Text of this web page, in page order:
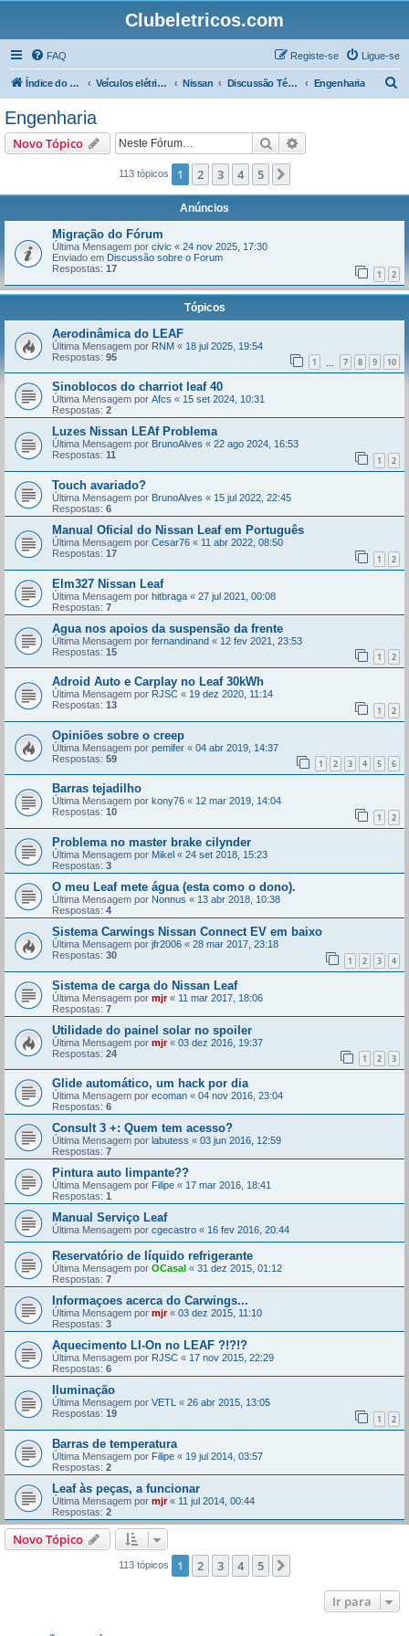
Clubeletricos.com
FAQ Ligue-se
Registe-se
Índice do Fórum Veículos elétricos e híbridos plug-in Nissan Discussão Técnica sobre o Nissan LEAF Engenharia
Engenharia
Novo Tópico Pesquisar
113 tópicos 1 2 3 4 5
Anúncios
Migração do Fórum
Última Mensagem por civic « 24 nov 2025, 17:30
Enviado em Discussão sobre o Forum
Respostas: 17 1 2
Tópicos
Aerodinâmica do LEAF
Última Mensagem por RNM « 18 jul 2025, 19:54
Respostas: 95 1 7 8 9 10
Sinoblocos do charriot leaf 40
Última Mensagem por Afcs « 15 set 2024, 10:31
Respostas: 2
Luzes Nissan LEAf Problema
Última Mensagem por BrunoAlves « 22 ago 2024, 16:53
Respostas: 11 1 2
Touch avariado?
Última Mensagem por BrunoAlves « 15 jul 2022, 22:45
Respostas: 6
Manual Oficial do Nissan Leaf em Português
Última Mensagem por Cesar76 « 11 abr 2022, 08:50
Respostas: 17 1 2
Elm327 Nissan Leaf
Última Mensagem por hitbraga « 27 jul 2021, 00:08
Respostas: 7
Agua nos apoios da suspensão da frente
Última Mensagem por fernandinand « 12 fev 2021, 23:53
Respostas: 15 1 2
Adroid Auto e Carplay no Leaf 30kWh
Última Mensagem por RJSC « 19 dez 2020, 11:14
Respostas: 13 1 2
Opiniões sobre o creep
Última Mensagem por pemifer « 04 abr 2019, 14:37
Respostas: 59 1 2 3 4 5 6
Barras tejadilho
Última Mensagem por kony76 « 12 mar 2019, 14:04
Respostas: 10 1 2
Problema no master brake cilynder
Última Mensagem por Mikel « 24 set 2018, 15:23
Respostas: 3
O meu Leaf mete água (esta como o dono).
Última Mensagem por Nonnus « 13 abr 2018, 10:38
Respostas: 4
Sistema Carwings Nissan Connect EV em baixo
Última Mensagem por jfr2006 « 28 mar 2017, 23:18
Respostas: 30 1 2 3 4
Sistema de carga do Nissan Leaf
Última Mensagem por mjr« 11 mar 2017, 18:06
Respostas: 7
Utilidade do painel solar no spoiler
Última Mensagem por mjr« 03 dez 2016, 19:37
Respostas: 24 1 2 3
Glide automático, um hack por dia
Última Mensagem por ecoman « 04 nov 2016, 23:04
Respostas: 6
Consult 3 +: Quem tem acesso?
Última Mensagem por labutess « 03 jun 2016, 12:59
Respostas: 7
Pintura auto limpante??
Última Mensagem por Filipe « 17 mar 2016, 18:41
Respostas: 1
Manual Serviço Leaf
Última Mensagem por cgecastro « 16 fev 2016, 20:44
Reservatório de líquido refrigerante
Última Mensagem por OCasal « 31 dez 2015, 01:12
Respostas: 7
Informaçoes acerca do Carwings...
Última Mensagem por mjr« 03 dez 2015, 11:10
Respostas: 3
Aquecimento LI-On no LEAF ?!?!?
Última Mensagem por RJSC « 17 nov 2015, 22:29
Respostas: 6
Iluminação
Última Mensagem por VETL « 26 abr 2015, 13:05
Respostas: 19 1 2
Barras de temperatura
Última Mensagem por Filipe « 19 jul 2014, 03:57
Respostas: 2
Leaf às peças, a funcionar
Última Mensagem por mjr« 11 jul 2014, 00:44
Respostas: 2
Novo Tópico
113 tópicos 1 2 3 4 5
Ir para